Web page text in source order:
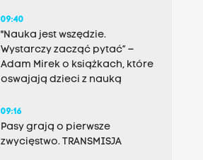
09:40
"Nauka jest wszędzie.
Wystarczy zacząć pytać” –
Adam Mirek o książkach, które
oswajają dzieci z nauką
09:16
Pasy grają o pierwsze
zwycięstwo. TRANSMISJA